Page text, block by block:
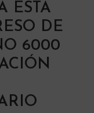
ESTA
DE
6000